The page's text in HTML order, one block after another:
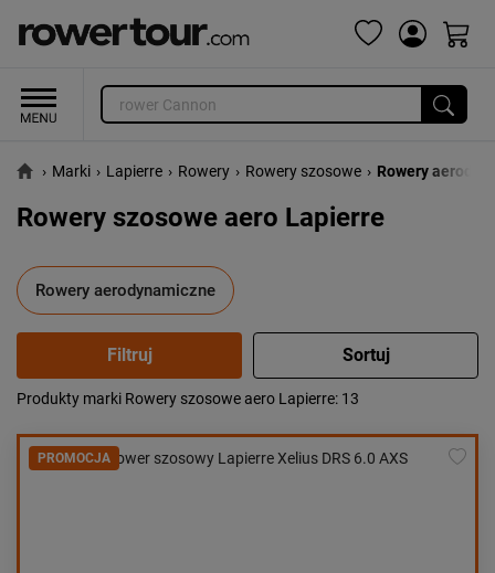
› Marki › Lapierre › Rowery › Rowery szosowe › Rowery
Rowery szosowe aero Lapierre
Rowery aerodynamiczne
Popularność:
Cena:
od najniższej
od najwyższej
Produkty marki Rowery szosowe aero Lapierre: 13
PROMOCJA